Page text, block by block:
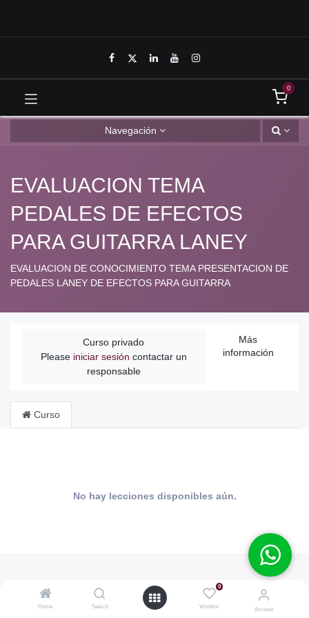
Home Search
0
Wishlist Account
0
Navegación
EVALUACION TEMA PEDALES
DE EFECTOS PARA GUITARRA
LANEY
EVALUACION DE CONOCIMIENTO TEMA PRESENTACION DE
PEDALES LANEY DE EFECTOS PARA GUITARRA
Curso privado
Please iniciar sesión contactar un
responsable
Más
información
Curso
No hay lecciones disponibles aún.